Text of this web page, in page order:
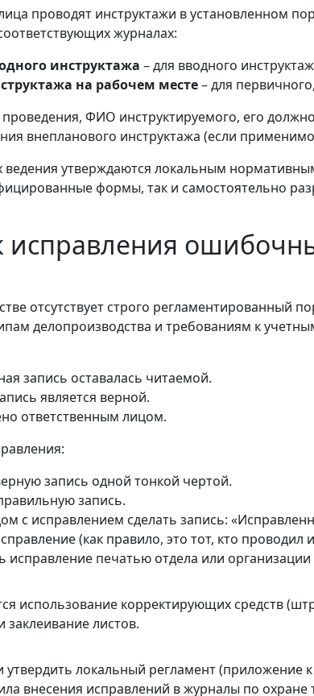
проводят инструктажи в установленном
журналах:
инструктажа – для вводного
на рабочем месте– для
проведения, ФИО инструктируемого, его
внепланового инструктажа (если
утверждаются локальным
формы, так и самостоятельно
отсутствует строго регламентированный
делопроизводства и требованиям к
запись оставалась читаемой.
является верной.
ответственным лицом.
запись одной тонкой чертой.
запись.
с исправлением сделать запись:
(как правило, это тот, кто
печатью отдела или организации
использование корректирующих средств
листов.
локальный регламент (приложение
внесения исправлений в журналы по охране